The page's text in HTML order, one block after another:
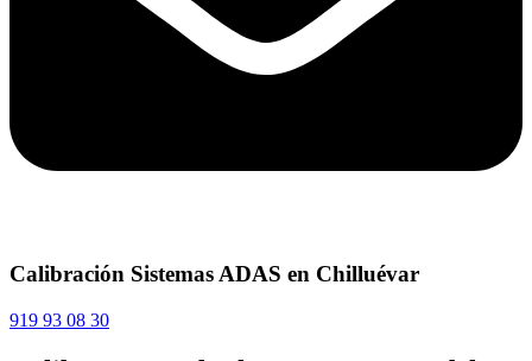
Calibración Sistemas ADAS en Chilluévar
919 93 08 30